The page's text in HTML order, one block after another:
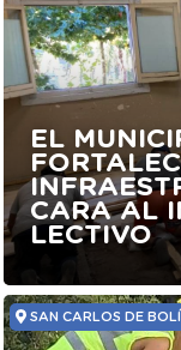
EL
CARA AL
LECTIVO
SAN CARLOS DE